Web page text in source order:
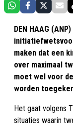
DEN HAAG
maken dat een
over maximaal
moet wel voor
worden
Het gaat volgens
situaties waarin